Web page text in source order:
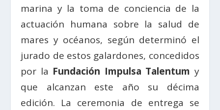
marina y la toma de conciencia de la
actuación humana sobre la salud de
mares y océanos, según determinó el
jurado de estos galardones, concedidos
por la Fundación Impulsa Talentum y
que alcanzan este año su décima
edición. La ceremonia de entrega se